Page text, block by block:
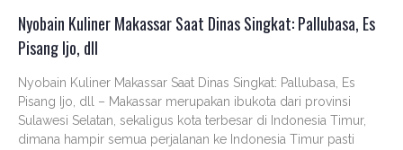
Nyobain Kuliner Makassar Saat Dinas Singkat: Pallubasa, Es
Pisang Ijo, dll
Nyobain Kuliner Makassar Saat Dinas Singkat: Pallubasa, Es
Pisang Ijo, dll – Makassar merupakan ibukota dari provinsi
Sulawesi Selatan, sekaligus kota terbesar di Indonesia Timur,
dimana hampir semua perjalanan ke Indonesia Timur pasti